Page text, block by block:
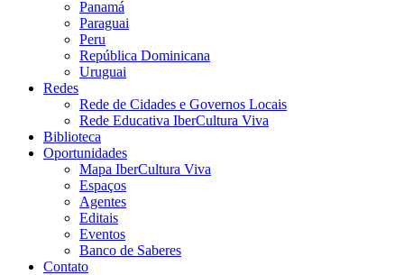
Panamá
Paraguai
Peru
República Dominicana
Uruguai
Redes
Rede de Cidades e Governos Locais
Rede Educativa IberCultura Viva
Biblioteca
Oportunidades
Mapa IberCultura Viva
Espaços
Agentes
Editais
Eventos
Banco de Saberes
Contato